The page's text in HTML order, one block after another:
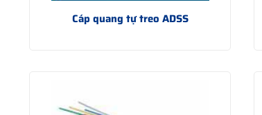
Cáp quang tự treo ADSS